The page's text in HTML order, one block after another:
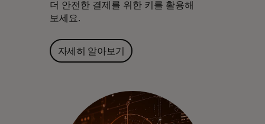
더 안전한 결제를 위한 키를 활용해
보세요.
자세히 알아보기